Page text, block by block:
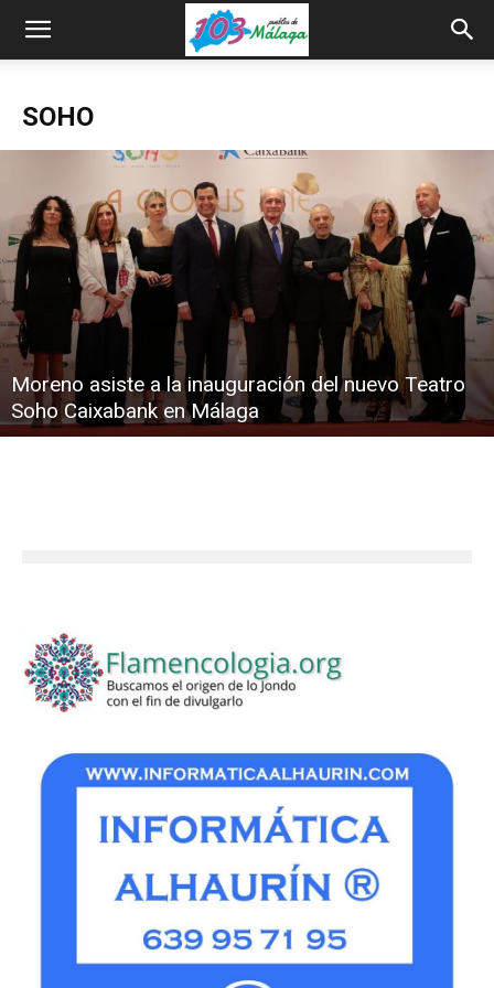
SOHO
Moreno asiste a la inauguración del nuevo Teatro
Soho Caixabank en Málaga